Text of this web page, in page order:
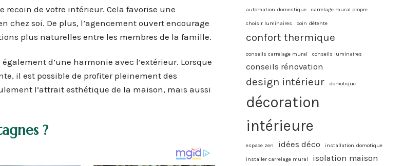
de votre intérieur. Cela favorise une
soi. De plus, l’agencement ouvert encourage
plus naturelles entre les membres de la famille.
d’une harmonie avec l’extérieur. Lorsque
il est possible de profiter pleinement des
l’attrait esthétique de la maison, mais aussi
?
automation domestique carrelage mural propre
choisir luminaires coin détente
confort thermique
conseils carrelage mural conseils luminaires
conseils rénovation
design intérieur domotique
décoration
intérieure
espace zen idées déco installation domotique
installer carrelage mural isolation maison